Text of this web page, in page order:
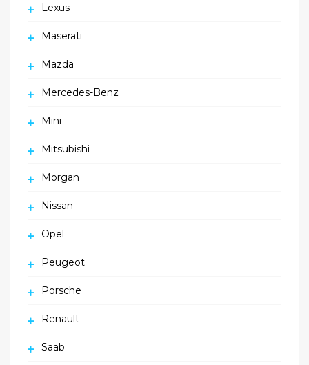
Lexus
Maserati
Mazda
Mercedes-Benz
Mini
Mitsubishi
Morgan
Nissan
Opel
Peugeot
Porsche
Renault
Saab